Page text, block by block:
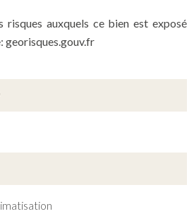
risques auxquels ce bien est exposé
georisques.gouv.fr